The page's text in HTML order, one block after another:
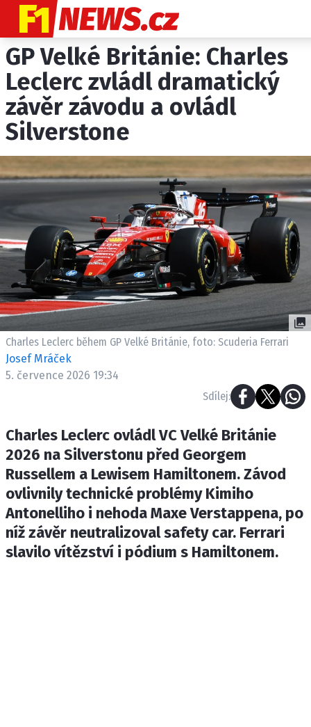
NOVINKY
GRAND PRIX
PADDOCK LINE
PROFILY JEZDCŮ
PROFILY TÝMŮ
ROZHOVORY
OSTATNÍ
SLEDUJTE NÁS NA |
ETICKÝ KODEX
KONTAKT
OSOBNÍ ÚDAJE / COOKIES
Provozovatelem serveru F1NEWS.cz je
INCORP MEDIA GROUP s.r.o., IČ: 118 23 054
GP Velké Británie: Charles
Leclerc zvládl dramatický
závěr závodu a ovládl
Silverstone
Charles Leclerc během GP Velké Británie, foto: Scuderia Ferrari
Josef Mráček
5. července 2026 19:34
Sdílej:
Charles Leclerc ovládl VC Velké Británie
2026 na Silverstonu před Georgem
Russellem a Lewisem Hamiltonem. Závod
ovlivnily technické problémy Kimiho
Antonelliho i nehoda Maxe Verstappena, po
níž závěr neutralizoval safety car. Ferrari
slavilo vítězství i pódium s Hamiltonem.